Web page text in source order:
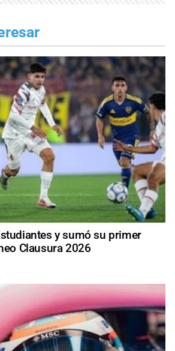
y sumó su primer
Clausura 2026